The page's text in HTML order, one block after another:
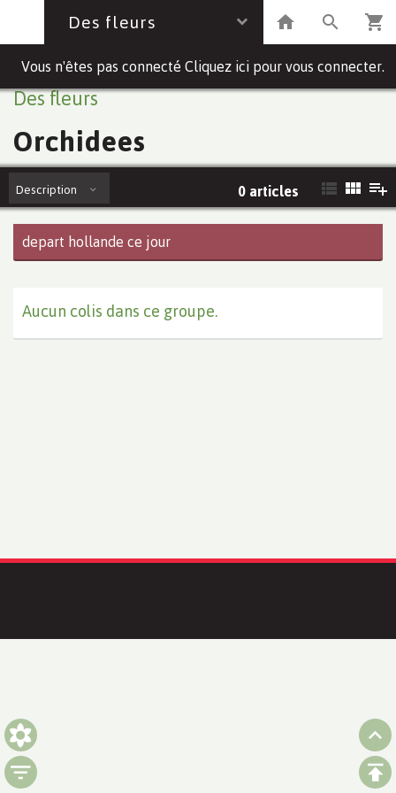
Des fleurs
Vous n'êtes pas connecté Cliquez ici pour vous connecter.
Des fleurs
Orchidees
Description 0 articles
depart hollande ce jour
Aucun colis dans ce groupe.